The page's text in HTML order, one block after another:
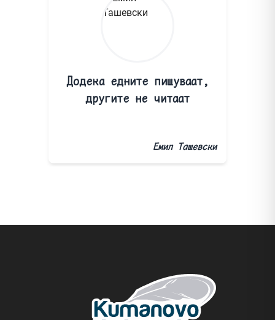
Додека едните пишуваат,
другите не читаат
Емил Ташевски